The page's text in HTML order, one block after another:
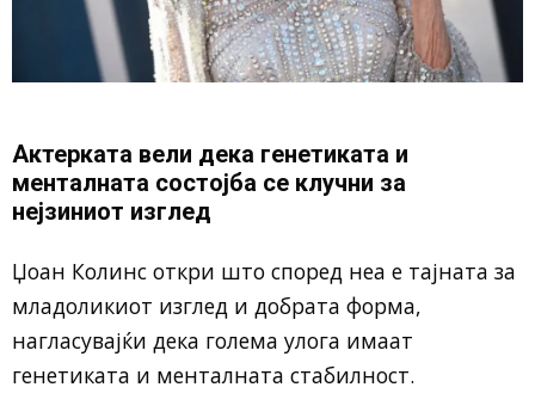
Актерката вели дека генетиката и
менталната состојба се клучни за
нејзиниот изглед
Џоан Колинс откри што според неа е тајната за
младоликиот изглед и добрата форма,
нагласувајќи дека голема улога имаат
генетиката и менталната стабилност.